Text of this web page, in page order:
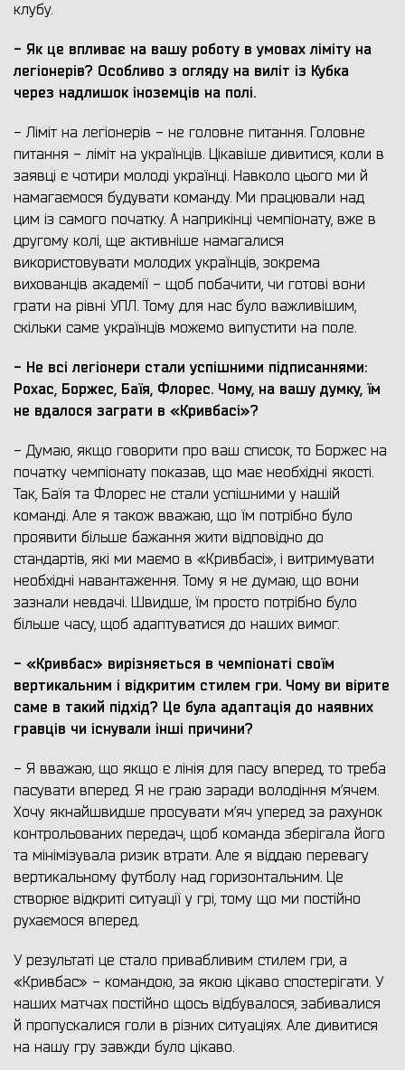
клубу.
- Як це впливає на вашу роботу в умовах ліміту на
легіонерів? Особливо з огляду на виліт із Кубка
через надлишок іноземців на полі.
- Ліміт на легіонерів - не головне питання. Головне
питання - ліміт на українців. Цікавіше дивитися, коли в
заявці є чотири молоді українці. Навколо цього ми й
намагаємося будувати команду. Ми працювали над
цим із самого початку. А наприкінці чемпіонату, вже в
другому колі, ще активніше намагалися
використовувати молодих українців, зокрема
вихованців академії - щоб побачити, чи готові вони
грати на рівні УПЛ. Тому для нас було важливішим,
скільки саме українців можемо випустити на поле.
- Не всі легіонери стали успішними підписаннями:
Рохас, Боржес, Баїя, Флорес. Чому, на вашу думку, їм
не вдалося заграти в «Кривбасі»?
- Думаю, якщо говорити про ваш список, то Боржес на
початку чемпіонату показав, що має необхідні якості.
Так, Баїя та Флорес не стали успішними у нашій
команді. Але я також вважаю, що їм потрібно було
проявити більше бажання жити відповідно до
стандартів, які ми маємо в «Кривбасі», і витримувати
необхідні навантаження. Тому я не думаю, що вони
зазнали невдачі. Швидше, їм просто потрібно було
більше часу, щоб адаптуватися до наших вимог.
- «Кривбас» вирізняється в чемпіонаті своїм
вертикальним і відкритим стилем гри. Чому ви вірите
саме в такий підхід? Це була адаптація до наявних
гравців чи існували інші причини?
- Я вважаю, що якщо є лінія для пасу вперед, то треба
пасувати вперед. Я не граю заради володіння м’ячем.
Хочу якнайшвидше просувати м’яч уперед за рахунок
контрольованих передач, щоб команда зберігала його
та мінімізувала ризик втрати. Але я віддаю перевагу
вертикальному футболу над горизонтальним. Це
створює відкриті ситуації у грі, тому що ми постійно
рухаємося вперед.
У результаті це стало привабливим стилем гри, а
«Кривбас» - командою, за якою цікаво спостерігати. У
наших матчах постійно щось відбувалося, забивалися
й пропускалися голи в різних ситуаціях. Але дивитися
на нашу гру завжди було цікаво.